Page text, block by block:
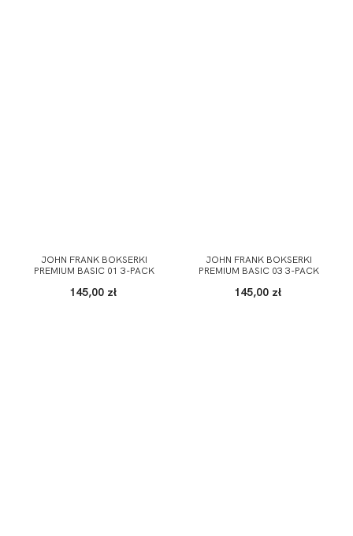
JOHN FRANK BOKSERKI
PREMIUM BASIC 01 3-PACK
145,00 zł
JOHN FRANK BOKSERKI
PREMIUM BASIC 03 3-PACK
145,00 zł